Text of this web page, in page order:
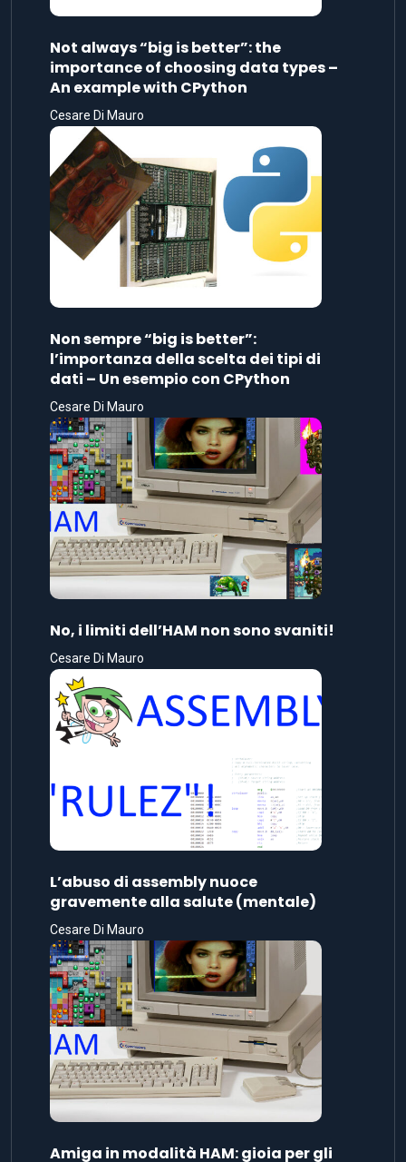
Not always “big is better”: the
importance of choosing data types –
An example with CPython
Cesare Di Mauro
Non sempre “big is better”:
l’importanza della scelta dei tipi di
dati – Un esempio con CPython
Cesare Di Mauro
No, i limiti dell’HAM non sono svaniti!
Cesare Di Mauro
L’abuso di assembly nuoce
gravemente alla salute (mentale)
Cesare Di Mauro
Amiga in modalità HAM: gioia per gli